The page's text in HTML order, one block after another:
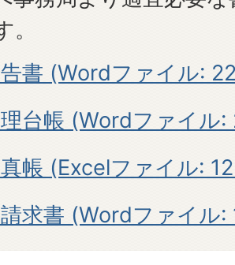
書 (Wordファイル:
台帳 (Wordファイル:
帳 (Excelファイル:
求書 (Wordファイル: